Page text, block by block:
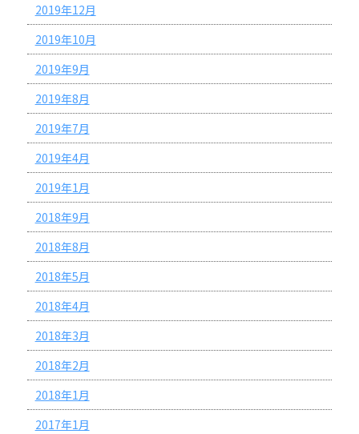
2019年12月
2019年10月
2019年9月
2019年8月
2019年7月
2019年4月
2019年1月
2018年9月
2018年8月
2018年5月
2018年4月
2018年3月
2018年2月
2018年1月
2017年1月